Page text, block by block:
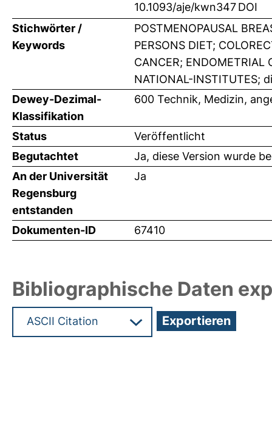
10.1093/aje/kwn347DOI
Stichwörter /
Keywords
POSTMENOPAUSAL
PERSONS DIET;
CANCER; ENDOMETRIAL
NATIONAL-INSTITUTES;
Dewey-Dezimal-
Klassifikation
600 Technik, Medizin,
Status
Veröffentlicht
Begutachtet
Ja, diese Version wurde
An der Universität
Regensburg
entstanden
Ja
Dokumenten-ID 67410
Bibliographische Daten